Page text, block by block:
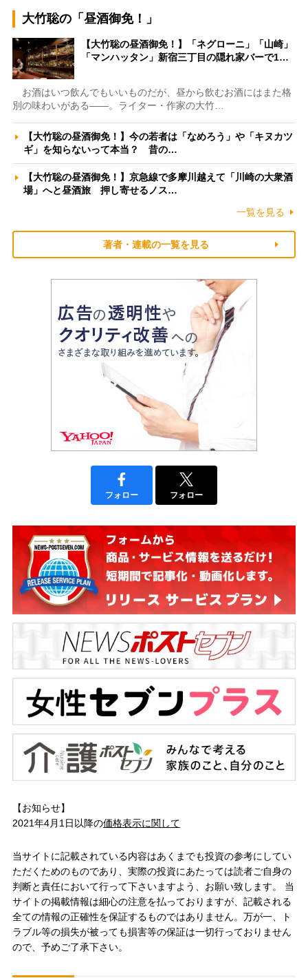
大竹聡の「昼酒御免！」
【大竹聡の昼酒御免！】「ネグローニ」「山崎」
「マンハッタン」新宿三丁目の隠れ家バーで1…
お酒はいつ飲んでもいいものだが、昼から飲むお酒にはまた格
別の味わいがある――。ライター・作家の大竹…
【大竹聡の昼酒御免！】今の若者は「なめろう」や「キヌカツ
ギ」を知らないって本当？ 昔の…
【大竹聡の昼酒御免！】京急線で多摩川越えて「川崎の大衆酒
場」へと昼酒旅 押し寄せるノス…
一覧を見る
著者・連載の一覧を見る
フォロー フォロー
【お知らせ】
2021年4月1日以降の価格表示に関して
当サイトに記載されている内容はあくまでも投資の参考にしてい
ただくためのものであり、実際の投資にあたっては読者ご自身の
判断と責任において行って下さいますよう、お願い致します。 当
サイトの掲載情報は細心の注意を払っておりますが、記載される
全ての情報の正確性を保証するものではありません。万が一、ト
ラブル等の損失が被っても損害等の保証は一切行っておりません
ので、予めご了承下さい。